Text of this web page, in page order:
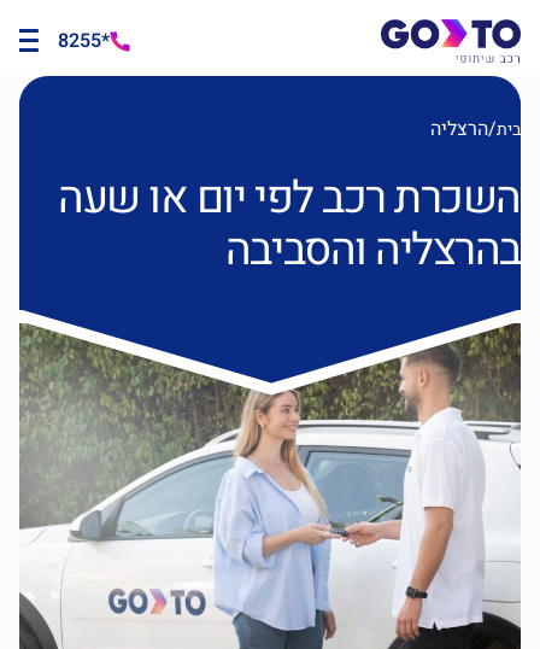
*8255
בית/הרצליה
השכרת רכב לפי יום או שעה
בהרצליה והסביבה